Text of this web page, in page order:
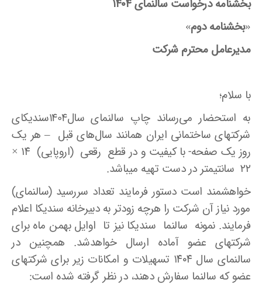
بخشنامه درخواست سالنمای ۱۴۰۴
«بخشنامه دوم»
مدیرعامل محترم شرکت
با سلام؛
به استحضار می‌رساند چاپ سالنمای سال1404سندیکای
شرکتهای ساختمانی ایران همانند سال‌های قبل – هر یک
روز یک صفحه- با کیفیت و در قطع رقعی (اروپایی) ۱۴ ×
۲۲ سانتیمتر در دست تهیه می‍باشد.
خواهشمند است دستور فرمایند تعداد سررسید (سالنمای)
مورد نیاز آن شرکت را هرچه زودتر به دبیرخانه سندیکا اعلام
فرمایند. نمونه سالنما سندیکا نیز تا اوایل بهمن‌ ماه برای
شرکتهای عضو آماده ارسال خواهدشد. همچنین در
سالنمای سال ۱۴۰۴ تسهیلات و امکانات زیر برای شرکتهای
عضو که سالنما سفارش دهند، در نظر گرفته شده است: